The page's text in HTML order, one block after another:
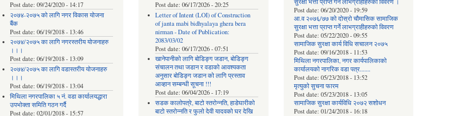
Post date:09/24/2020 - 14:17
२०७४-२०७५ को लागि नगर विकास योजना
बैंक
Post date:06/19/2018 - 13:46
२०७४/२०७५ का लागि नगरस्तरीय योजनाहरु
।।।
Post date:06/19/2018 - 13:09
२०७४/२०७५ का लागि वडास्तरीय योजनाहरु
।।।
Post date:06/19/2018 - 13:04
मिथिला नगरपालिका ५ नं. वडा कार्यालयद्धारा
उपभोक्ता समिति गठन गर्दै
Post date:02/01/2018 - 15:57
Post date: 06/17/2026 - 20:25
Letter of Intent (LOI) of Construction
of janta mabi bidhyalaya ghera bera
nirman - Date of Publication:
2083/03/02
Post date: 06/17/2026 - 07:51
खानेपानीको लागि बोडिङ्ग जडान, बोडिङ्ग
संचालन तथा जडान र वडाको आवश्यकता
अनुसार बोडिङ्ग जडान को लागि प्रस्ताव
आव्हान सम्बन्धी सूचना !!!
Post date: 06/04/2026 - 17:19
सडक कालोपत्रे, बाटो स्तरोन्नति, हाडेघारीको
बाटो स्तरोन्नति र फुलो देवी यादवको घर देखि
सुरक्षा भत्ता प्राप्त गर्ने लाभग्राहीहरुको विवरण ।
Post date: 06/20/2020 - 19:59
आ.व २०७६/७७ को दोस्रो चौमासिक सामाजिक
सुरक्षा भत्ता प्राप्त गर्ने लाभग्राहीहरुको विवरण
Post date: 05/22/2020 - 09:55
सामाजिक सुरक्षा कार्य विधि स‌चालन २०७५
Post date: 09/16/2018 - 11:53
मिथिला नगरपालिका, नगर कार्यपालिकाको
कार्यालयकाे नागरिक वडा पत्र.......
Post date: 05/23/2018 - 13:52
मृत्युको सुचना फारम
Post date: 05/23/2018 - 13:05
सामाजिक सुरक्षा कार्यविधि २०७२ स‌शाेधन
Post date: 01/24/2018 - 16:18